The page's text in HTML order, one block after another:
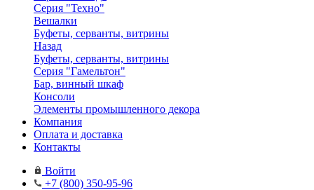
Серия "Техно"
Вешалки
Буфеты, серванты, витрины
Назад
Буфеты, серванты, витрины
Серия "Гамельтон"
Бар, винный шкаф
Консоли
Элементы промышленного декора
Компания
Оплата и доставка
Контакты
Войти
+7 (800) 350-95-96